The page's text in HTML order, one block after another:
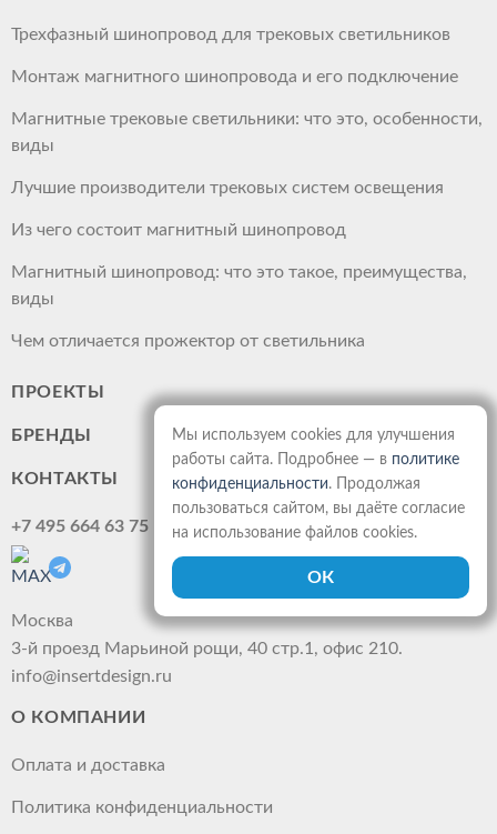
Трехфазный шинопровод для трековых светильников
Монтаж магнитного шинопровода и его подключение
Магнитные трековые светильники: что это, особенности,
виды
Лучшие производители трековых систем освещения
Из чего состоит магнитный шинопровод
Магнитный шинопровод: что это такое, преимущества,
виды
Чем отличается прожектор от светильника
ПРОЕКТЫ
БРЕНДЫ
КОНТАКТЫ
+7 495 664 63 75
Москва
3-й проезд Марьиной рощи, 40 стр.1, офис 210.
info@insertdesign.ru
О КОМПАНИИ
Оплата и доставка
Политика конфиденциальности
Мы используем cookies для улучшения
работы сайта. Подробнее — в политике
конфиденциальности. Продолжая
пользоваться сайтом, вы даёте согласие
на использование файлов cookies.